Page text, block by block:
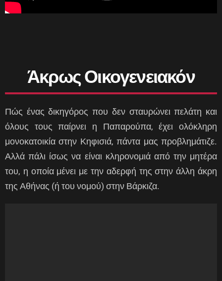
Άκρως Οικογενειακόν
Πώς ένας δικηγόρος που δεν σταυρώνει πελάτη και
όλους τους παίρνει η Παπαρούπα, έχει ολόκληρη
μονοκατοικία στην Κηφισιά, πάντα μας προβλημάτιζε.
Αλλά πάλι ίσως να είναι κληρονομιά από την μητέρα
του, η οποία μένει με την αδερφή της στην άλλη άκρη
της Αθήνας (ή του νομού) στην Βάρκιζα.